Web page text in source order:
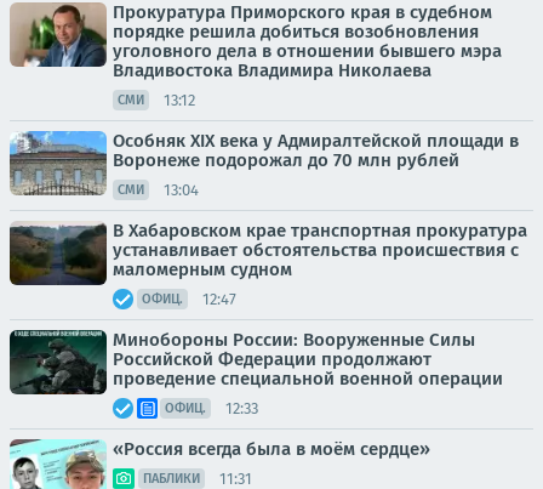
Прокуратура Приморского края в судебном
порядке решила добиться возобновления
уголовного дела в отношении бывшего мэра
Владивостока Владимира Николаева
СМИ 13:12
Особняк XIX века у Адмиралтейской площади в
Воронеже подорожал до 70 млн рублей
СМИ 13:04
В Хабаровском крае транспортная прокуратура
устанавливает обстоятельства происшествия с
маломерным судном
ОФИЦ. 12:47
Минобороны России: Вооруженные Силы
Российской Федерации продолжают
проведение специальной военной операции
ОФИЦ. 12:33
«Россия всегда была в моём сердце»
ПАБЛИКИ 11:31